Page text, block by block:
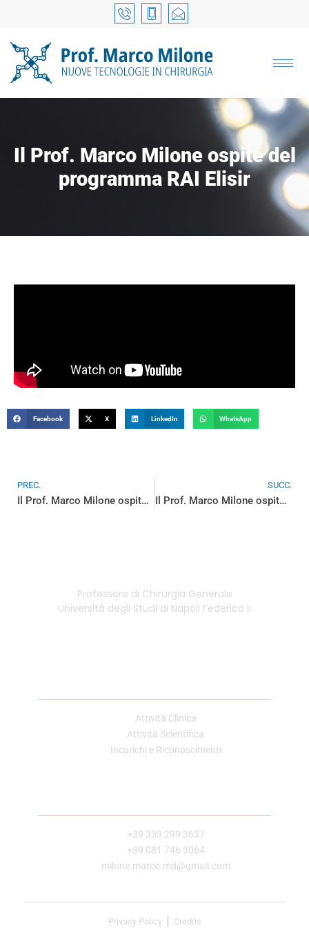
Il Prof. Marco Milone ospite del
programma RAI Elisir
Facebook X LinkedIn WhatsApp
PREC.
Il Prof. Marco Milone ospite del programma RAI Check-up
SUCC.
Il Prof. Marco Milone ospite del programma RAI Buongiorno Benessere
Professore di Chirurgia Generale
Università degli Studi di Napoli Federico II
Attività Clinica
Attività Scientifica
Incarichi e Riconoscimenti
+39 333 299 3637
+39 081 746 3064
milone.marco.md@gmail.com
Privacy Policy Credits